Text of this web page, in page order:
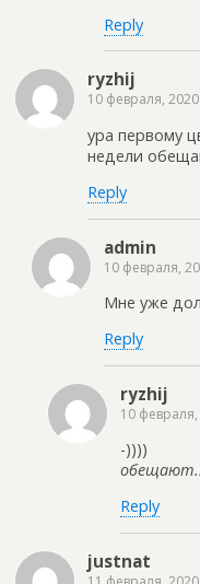
Reply
ryzhij
10 февраля, 2020
ура первому
недели
Reply
admin
10 февраля,
Мне уже
Reply
ryzhij
10
-))))
обещают..
Reply
justnat